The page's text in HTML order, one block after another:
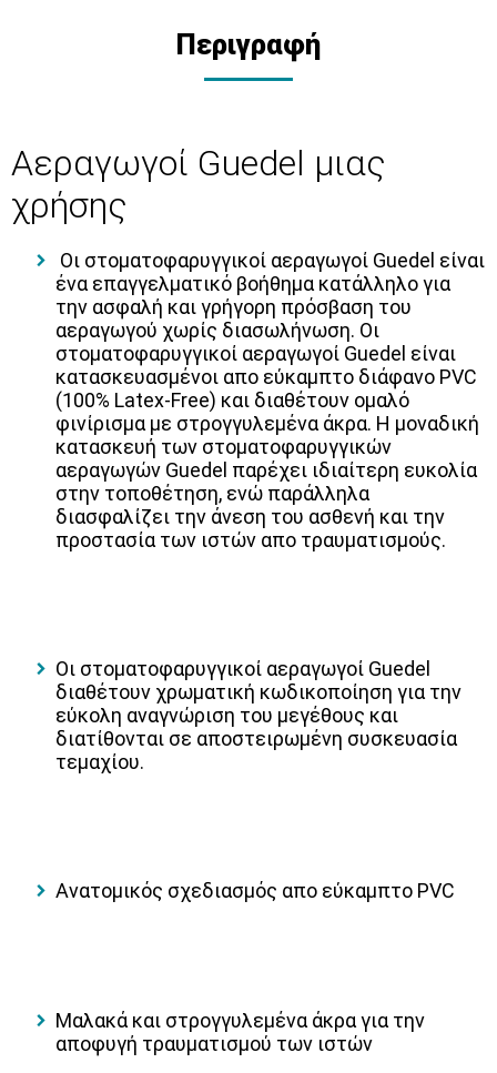
Περιγραφή
Αεραγωγοί Guedel μιας
χρήσης
Οι στοματοφαρυγγικοί αεραγωγοί Guedel είναι
ένα επαγγελματικό βοήθημα κατάλληλο για
την ασφαλή και γρήγορη πρόσβαση του
αεραγωγού χωρίς διασωλήνωση. Οι
στοματοφαρυγγικοί αεραγωγοί Guedel είναι
κατασκευασμένοι απο εύκαμπτο διάφανο PVC
(100% Latex-Free) και διαθέτουν ομαλό
φινίρισμα με στρογγυλεμένα άκρα. Η μοναδική
κατασκευή των στοματοφαρυγγικών
αεραγωγών Guedel παρέχει ιδιαίτερη ευκολία
στην τοποθέτηση, ενώ παράλληλα
διασφαλίζει την άνεση του ασθενή και την
προστασία των ιστών απο τραυματισμούς.
Οι στοματοφαρυγγικοί αεραγωγοί Guedel
διαθέτουν χρωματική κωδικοποίηση για την
εύκολη αναγνώριση του μεγέθους και
διατίθονται σε αποστειρωμένη συσκευασία
τεμαχίου.
Ανατομικός σχεδιασμός απο εύκαμπτο PVC
Μαλακά και στρογγυλεμένα άκρα για την
αποφυγή τραυματισμού των ιστών